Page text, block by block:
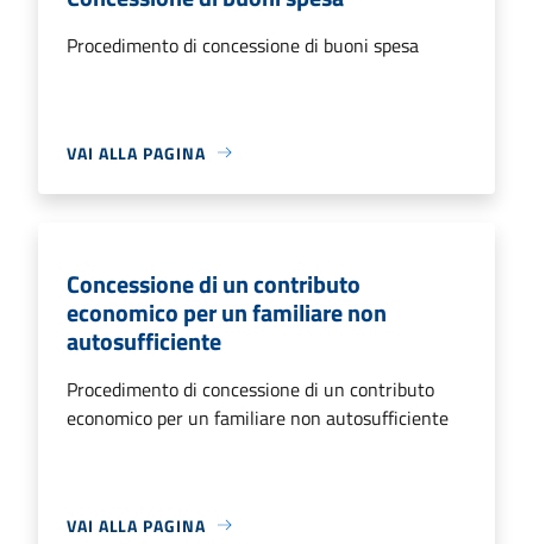
Procedimento di concessione di buoni spesa
VAI ALLA PAGINA
Concessione di un contributo
economico per un familiare non
autosufficiente
Procedimento di concessione di un contributo
economico per un familiare non autosufficiente
VAI ALLA PAGINA